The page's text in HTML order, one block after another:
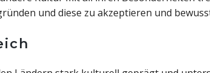
und diese zu akzeptieren und